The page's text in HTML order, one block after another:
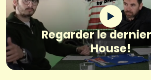
Regarder le
House!